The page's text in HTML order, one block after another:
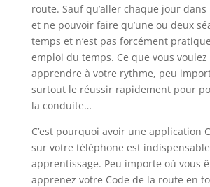
route. Sauf qu’aller chaque jour
et ne pouvoir faire qu’une ou deux
temps et n’est pas forcément
emploi du temps. Ce que vous voulez
apprendre à votre rythme, peu
surtout le réussir rapidement pour
la conduite…
C’est pourquoi avoir une application
sur votre téléphone est
apprentissage. Peu importe où vous
apprenez votre Code de la route en